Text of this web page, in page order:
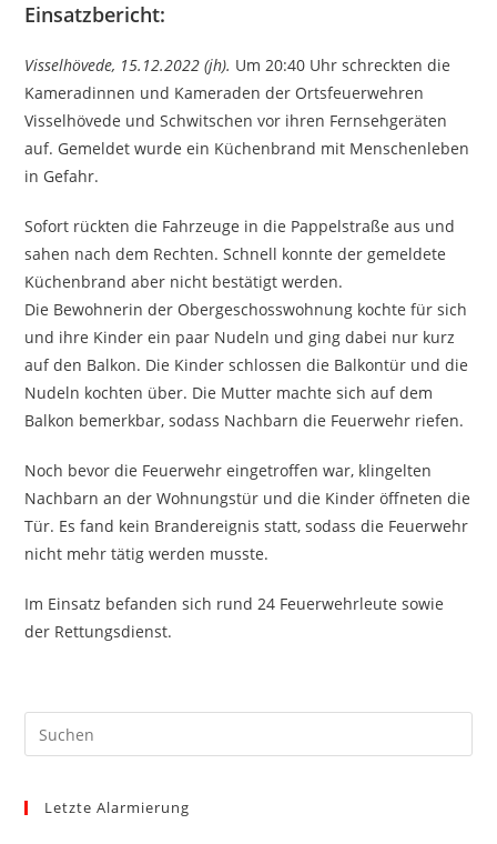
Einsatzbericht:
Visselhövede, 15.12.2022 (jh). Um 20:40 Uhr schreckten die
Kameradinnen und Kameraden der Ortsfeuerwehren
Visselhövede und Schwitschen vor ihren Fernsehgeräten
auf. Gemeldet wurde ein Küchenbrand mit Menschenleben
in Gefahr.
Sofort rückten die Fahrzeuge in die Pappelstraße aus und
sahen nach dem Rechten. Schnell konnte der gemeldete
Küchenbrand aber nicht bestätigt werden.
Die Bewohnerin der Obergeschosswohnung kochte für sich
und ihre Kinder ein paar Nudeln und ging dabei nur kurz
auf den Balkon. Die Kinder schlossen die Balkontür und die
Nudeln kochten über. Die Mutter machte sich auf dem
Balkon bemerkbar, sodass Nachbarn die Feuerwehr riefen.
Noch bevor die Feuerwehr eingetroffen war, klingelten
Nachbarn an der Wohnungstür und die Kinder öffneten die
Tür. Es fand kein Brandereignis statt, sodass die Feuerwehr
nicht mehr tätig werden musste.
Im Einsatz befanden sich rund 24 Feuerwehrleute sowie
der Rettungsdienst.
Letzte Alarmierung